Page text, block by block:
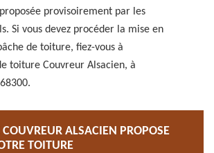
provisoirement par les
Si vous devez procéder la mise en
de toiture, fiez-vous à
toiture Couvreur Alsacien, à
COUVREUR ALSACIEN PROPOSE
TOITURE